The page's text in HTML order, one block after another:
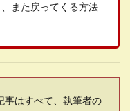
また戻ってくる方法
事はすべて、執筆者の